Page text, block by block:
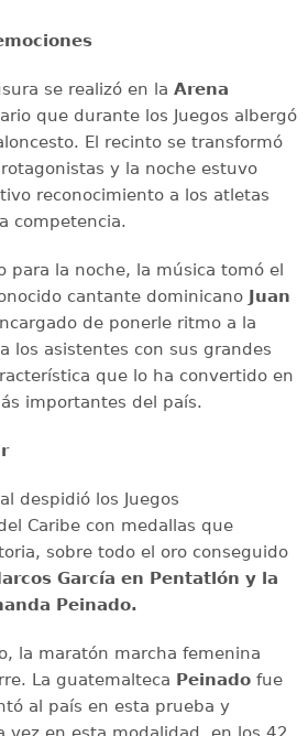
se realizó en la Arena
que durante los Juegos albergó
El recinto se transformó
y la noche estuvo
reconocimiento a los atletas
competencia.
para la noche, la música tomó el
cantante dominicano Juan
de ponerle ritmo a la
los asistentes con sus grandes
que lo ha convertido en
importantes del país.
despidió los Juegos
Caribe con medallas que
sobre todo el oro conseguido
García en Pentatlón y la
Peinado.
la maratón marcha femenina
La guatemalteca Peinadofue
al país en esta prueba y